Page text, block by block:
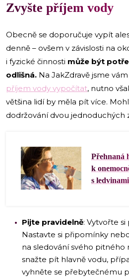
Zvyšte příjem vody
Obecně se doporučuje vypít
denně – ovšem v závislosti na
i fyzické činnosti může být
odlišná. Na JakZdravě jsme vám
příjem vody vypočítat, nutno
většina lidí by měla pít více.
dodržování dvou jednoduchých
Přehnaná
k
s ledvinami
Pijte pravidelně: Vytvořte
Nastavte si připomínky
na sledování svého pitného
snažte pít hlavně vodu,
vyhněte se přebytečnému